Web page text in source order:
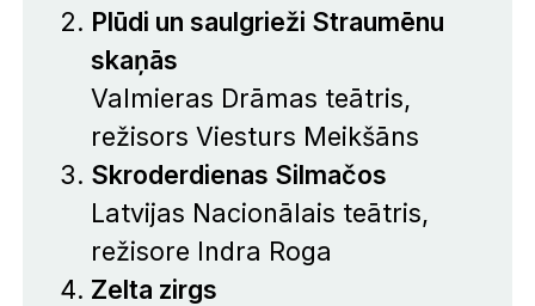
Plūdi un saulgrieži Straumēnu
skaņās
Valmieras Drāmas teātris,
režisors Viesturs Meikšāns
Skroderdienas Silmačos
Latvijas Nacionālais teātris,
režisore Indra Roga
Zelta zirgs